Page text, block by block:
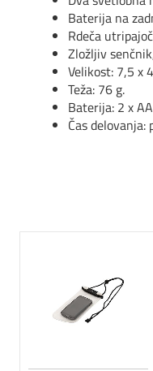
Baterija na
Rdeča
Zložljiv
Velikost: 7,5 x
Teža: 76 g.
Baterija: 2 x
Čas